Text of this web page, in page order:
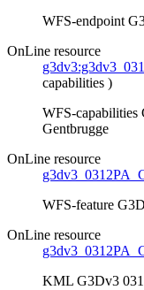
WFS-endpoint
OnLine resource
capabilities )
WFS-capabilities
Gentbrugge
OnLine resource
WFS-feature
OnLine resource
KML G3Dv3